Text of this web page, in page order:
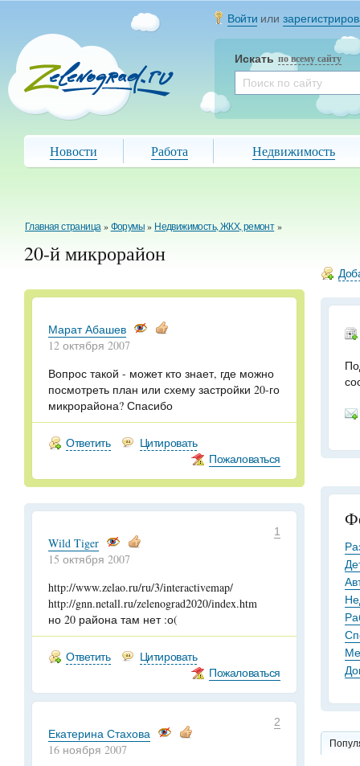
Войти или
Искать по всему сайту
Новости Работа Недвижимость
Главная страница »Форумы» Недвижимость, ЖКХ, ремонт »
20-й микрорайон
Марат Абашев
12 октября 2007
Вопрос такой - может кто знает, где можно
посмотреть план или схему застройки 20-го
микрорайона? Спасибо
Ответить
Цитировать
Пожаловаться
1
Wild Tiger
15 октября 2007
http://www.zelao.ru/ru/3/interactivemap/
http://gnn.netall.ru/zelenograd2020/index.htm
но 20 района там нет :о(
Ответить
Цитировать
Пожаловаться
2
Екатерина Стахова
16 ноября 2007